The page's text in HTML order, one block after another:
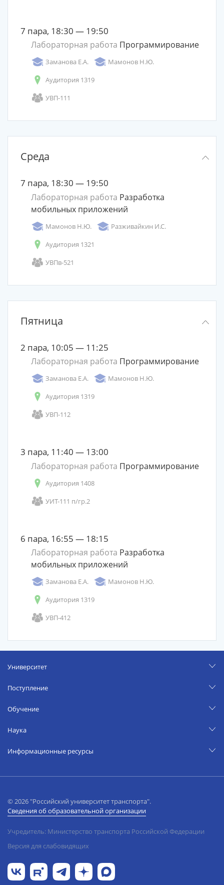
7 пара, 18:30 — 19:50
Лабораторная работа Программирование
Заманова Е.А.
Мамонов Н.Ю.
Аудитория 1319
УВП-111
Среда
7 пара, 18:30 — 19:50
Лабораторная работа Разработка
мобильных приложений
Мамонов Н.Ю.
Разживайкин И.С.
Аудитория 1321
УВПв-521
Пятница
2 пара, 10:05 — 11:25
Лабораторная работа Программирование
Заманова Е.А.
Мамонов Н.Ю.
Аудитория 1319
УВП-112
3 пара, 11:40 — 13:00
Лабораторная работа Программирование
Аудитория 1408
УИТ-111 п/гр.2
6 пара, 16:55 — 18:15
Лабораторная работа Разработка
мобильных приложений
Заманова Е.А.
Мамонов Н.Ю.
Аудитория 1319
УВП-412
Университет
Поступление
Обучение
Наука
Информационные ресурсы
© 2026 "Российский университет транспорта".
Сведения об образовательной организации
Учредитель: Министерство транспорта Российской Федерации
Версия для слабовидящих